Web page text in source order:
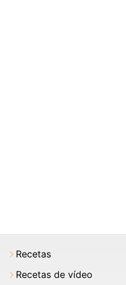
Recetas
Recetas de vídeo